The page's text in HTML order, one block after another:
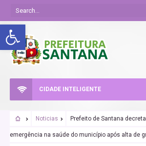
Abrir a barra de ferramentas
CIDADE INTELIGENTE
Noticias Prefeito de Santana
emergência na saúde do município após alta de